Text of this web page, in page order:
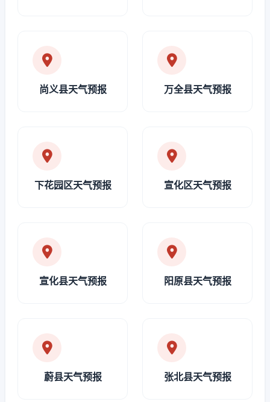
尚义县天气预报 万全县天气预报
下花园区天气预报 宣化区天气预报
宣化县天气预报 阳原县天气预报
蔚县天气预报 张北县天气预报